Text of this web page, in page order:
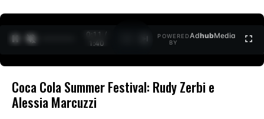
0:12 /
1:40
POWERED
BY
AdhubMedia
Coca Cola Summer Festival: Rudy Zerbi e
Alessia Marcuzzi